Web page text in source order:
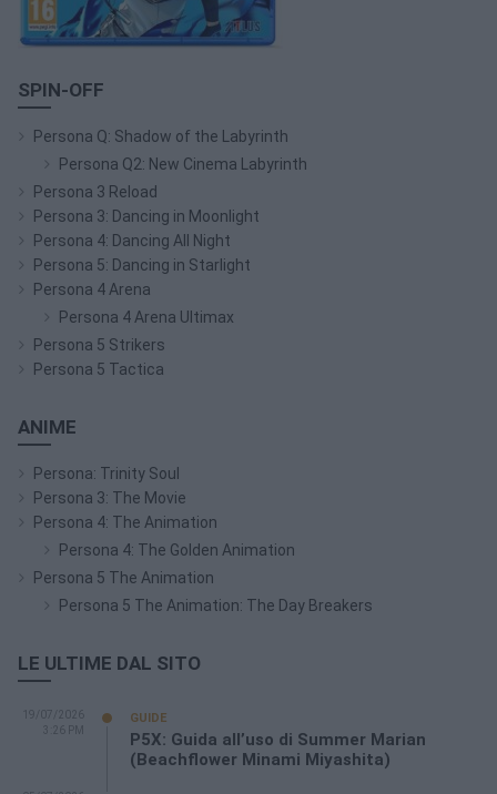
SPIN-OFF
Persona Q: Shadow of the Labyrinth
Persona Q2: New Cinema Labyrinth
Persona 3 Reload
Persona 3: Dancing in Moonlight
Persona 4: Dancing All Night
Persona 5: Dancing in Starlight
Persona 4 Arena
Persona 4 Arena Ultimax
Persona 5 Strikers
Persona 5 Tactica
ANIME
Persona: Trinity Soul
Persona 3: The Movie
Persona 4: The Animation
Persona 4: The Golden Animation
Persona 5 The Animation
Persona 5 The Animation: The Day Breakers
LE ULTIME DAL SITO
19/07/2026
3:26 PM
GUIDE
P5X: Guida all’uso di Summer Marian
(Beachflower Minami Miyashita)